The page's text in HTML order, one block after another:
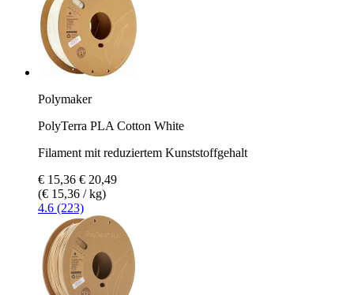
Polymaker
PolyTerra PLA Cotton White
Filament mit reduziertem Kunststoffgehalt
€ 15,36 € 20,49
(€ 15,36 / kg)
4.6 (223)